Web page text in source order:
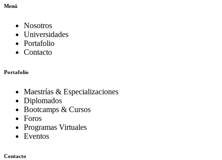
Menú
Nosotros
Universidades
Portafolio
Contacto
Portafolio
Maestrías & Especializaciones
Diplomados
Bootcamps & Cursos
Foros
Programas Virtuales
Eventos
Contacto